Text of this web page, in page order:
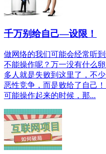
千万别给自己—设限！
做网络的我们可能会经常听
不能操作呢？万一没有什么
多人就是失败到这里了，不
恶性竞争，而是败给了自己
可能操作起来的时候，那...